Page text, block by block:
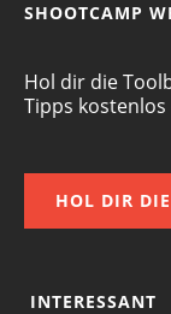
SHOOTCAMP
Hol dir die
Tipps
HOL DIR
INTERESSANT